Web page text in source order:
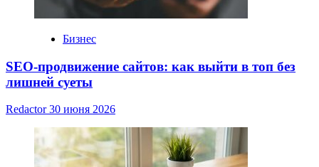
Бизнес
SEO-продвижение сайтов: как выйти в топ без
лишней суеты
Redactor30 июня 2026